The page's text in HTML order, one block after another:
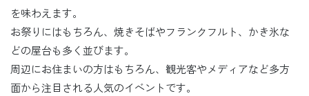
を味わえます。
お祭りにはもちろん、焼きそばやフランクフルト、かき氷な
どの屋台も多く並びます。
周辺にお住まいの方はもちろん、観光客やメディアなど多方
面から注目される人気のイベントです。